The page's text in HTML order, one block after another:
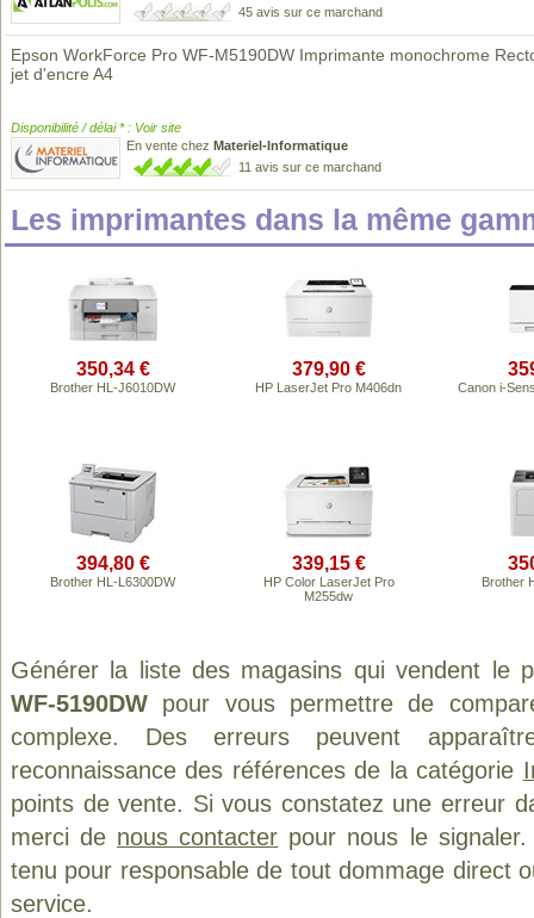
45 avis sur ce marchand
Epson WorkForce Pro WF-M5190DW Imprimante monochrome
jet d'encre A4
Disponibilité / délai * : Voir site
En vente chez Materiel-Informatique
11 avis sur ce marchand
Les imprimantes dans la même
350,34 €
Brother HL-J6010DW
379,90 €
HP LaserJet Pro M406dn Canon i-
394,80 €
Brother HL-L6300DW
339,15 €
HP Color LaserJet Pro
M255dw
Brother
Générer la liste des magasins qui vendent le
WF-5190DW pour vous permettre de
complexe. Des erreurs peuvent
reconnaissance des références de la catégorie
points de vente. Si vous constatez une erreur
merci de nous contacter pour nous le
tenu pour responsable de tout dommage direct
service.